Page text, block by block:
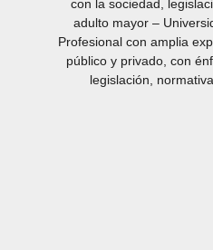
con la sociedad,
adulto mayor –
Profesional con amplia
público y privado, con
legislación,